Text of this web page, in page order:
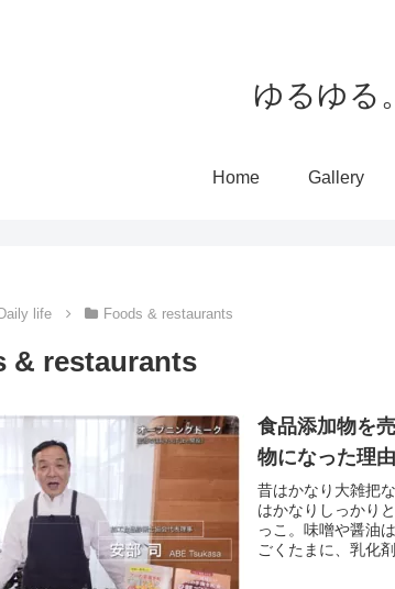
ゆるゆる
Home Gallery
Daily life Foods & restaurants
& restaurants
食品添加物を
物になった理由
昔はかなり大雑把
はかなりしっかり
っこ。味噌や醤油
ごくたまに、乳化